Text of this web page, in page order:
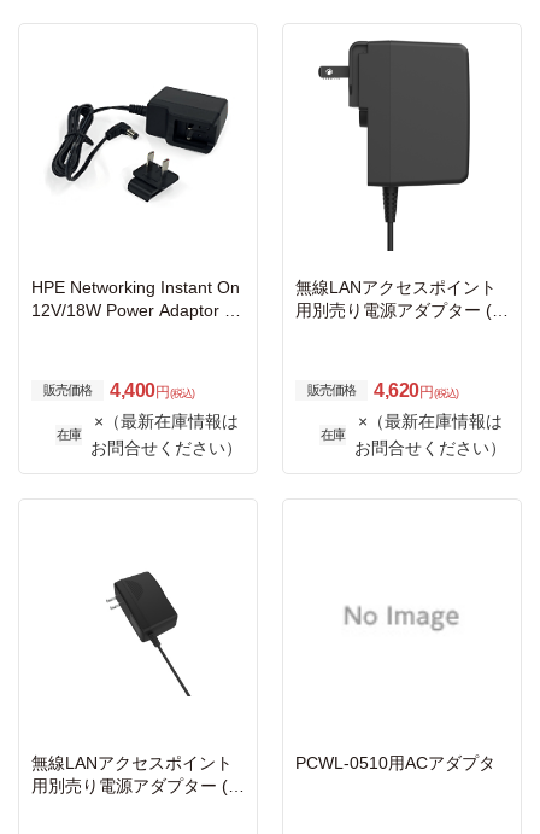
HPE Networking Instant On
12V/18W Power Adaptor R
販売価格 4,400円 (税込)
在庫
×（最新在庫情報は
お問合せください）
無線LANアクセスポイント
用別売り電源アダプター (1
販売価格 4,620円 (税込)
在庫
×（最新在庫情報は
お問合せください）
無線LANアクセスポイント
用別売り電源アダプター (1
PCWL-0510用ACアダプタ